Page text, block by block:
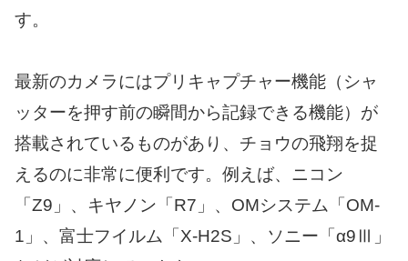
す。
最新のカメラにはプリキャプチャー機能（シャ
ッターを押す前の瞬間から記録できる機能）が
搭載されているものがあり、チョウの飛翔を捉
えるのに非常に便利です。例えば、ニコン
「Z9」、キヤノン「R7」、OMシステム「OM-
1」、富士フイルム「X-H2S」、ソニー「α9Ⅲ」